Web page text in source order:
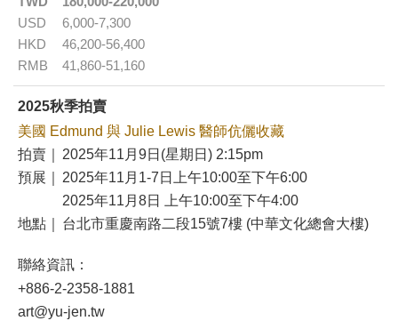
USD
6,000-7,300
HKD
46,200-56,400
RMB
41,860-51,160
2025秋季拍賣
美國 Edmund 與 Julie Lewis 醫師伉儷收藏
拍賣｜
2025年11月9日(星期日) 2:15pm
預展｜
2025年11月1-7日上午10:00至下午6:00
2025年11月8日 上午10:00至下午4:00
地點｜
台北市重慶南路二段15號7樓 (中華文化總會大樓)
聯絡資訊：
+886-2-2358-1881
art@yu-jen.tw